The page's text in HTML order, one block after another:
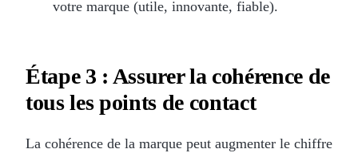
votre marque (utile, innovante, fiable).
Étape 3 : Assurer la cohérence de
tous les points de contact
La cohérence de la marque peut augmenter le chiffre